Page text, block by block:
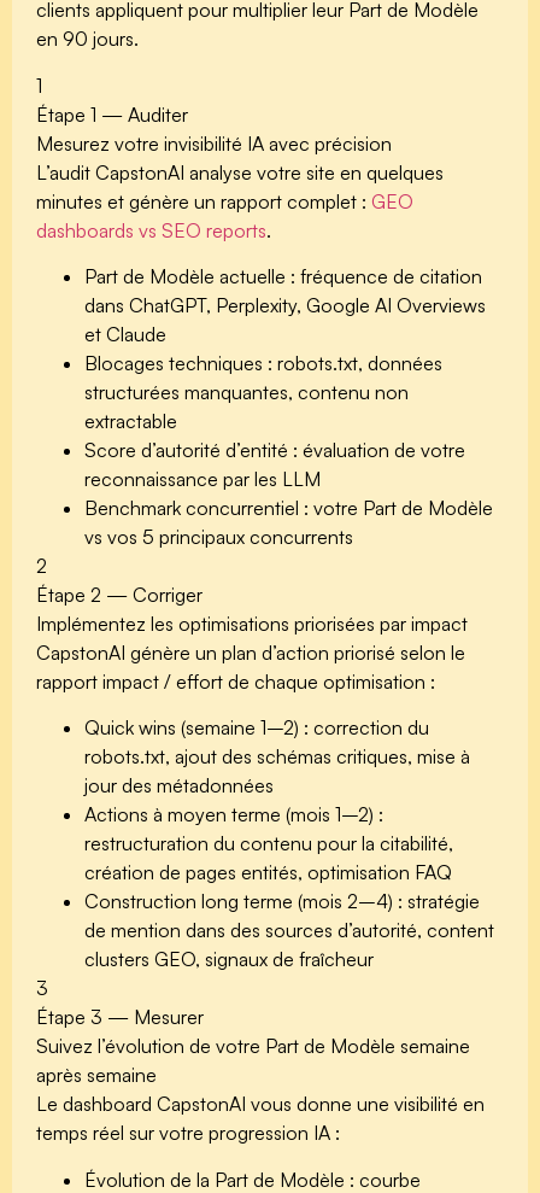
clients appliquent pour multiplier leur Part de Modèle
en 90 jours.
1
Étape 1 — Auditer
Mesurez votre invisibilité IA avec précision
L’audit CapstonAI analyse votre site en quelques
minutes et génère un rapport complet : GEO
dashboards vs SEO reports.
Part de Modèle actuelle : fréquence de citation
dans ChatGPT, Perplexity, Google AI Overviews
et Claude
Blocages techniques : robots.txt, données
structurées manquantes, contenu non
extractable
Score d’autorité d’entité : évaluation de votre
reconnaissance par les LLM
Benchmark concurrentiel : votre Part de Modèle
vs vos 5 principaux concurrents
2
Étape 2 — Corriger
Implémentez les optimisations priorisées par impact
CapstonAI génère un plan d’action priorisé selon le
rapport impact / effort de chaque optimisation :
Quick wins (semaine 1–2) : correction du
robots.txt, ajout des schémas critiques, mise à
jour des métadonnées
Actions à moyen terme (mois 1–2) :
restructuration du contenu pour la citabilité,
création de pages entités, optimisation FAQ
Construction long terme (mois 2–4) : stratégie
de mention dans des sources d’autorité, content
clusters GEO, signaux de fraîcheur
3
Étape 3 — Mesurer
Suivez l’évolution de votre Part de Modèle semaine
après semaine
Le dashboard CapstonAI vous donne une visibilité en
temps réel sur votre progression IA :
Évolution de la Part de Modèle : courbe